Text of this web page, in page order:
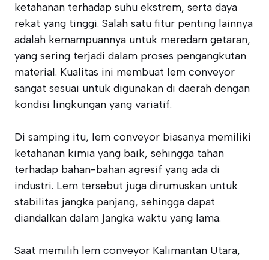
ketahanan terhadap suhu ekstrem, serta daya
rekat yang tinggi. Salah satu fitur penting lainnya
adalah kemampuannya untuk meredam getaran,
yang sering terjadi dalam proses pengangkutan
material. Kualitas ini membuat lem conveyor
sangat sesuai untuk digunakan di daerah dengan
kondisi lingkungan yang variatif.
Di samping itu, lem conveyor biasanya memiliki
ketahanan kimia yang baik, sehingga tahan
terhadap bahan-bahan agresif yang ada di
industri. Lem tersebut juga dirumuskan untuk
stabilitas jangka panjang, sehingga dapat
diandalkan dalam jangka waktu yang lama.
Saat memilih lem conveyor Kalimantan Utara,